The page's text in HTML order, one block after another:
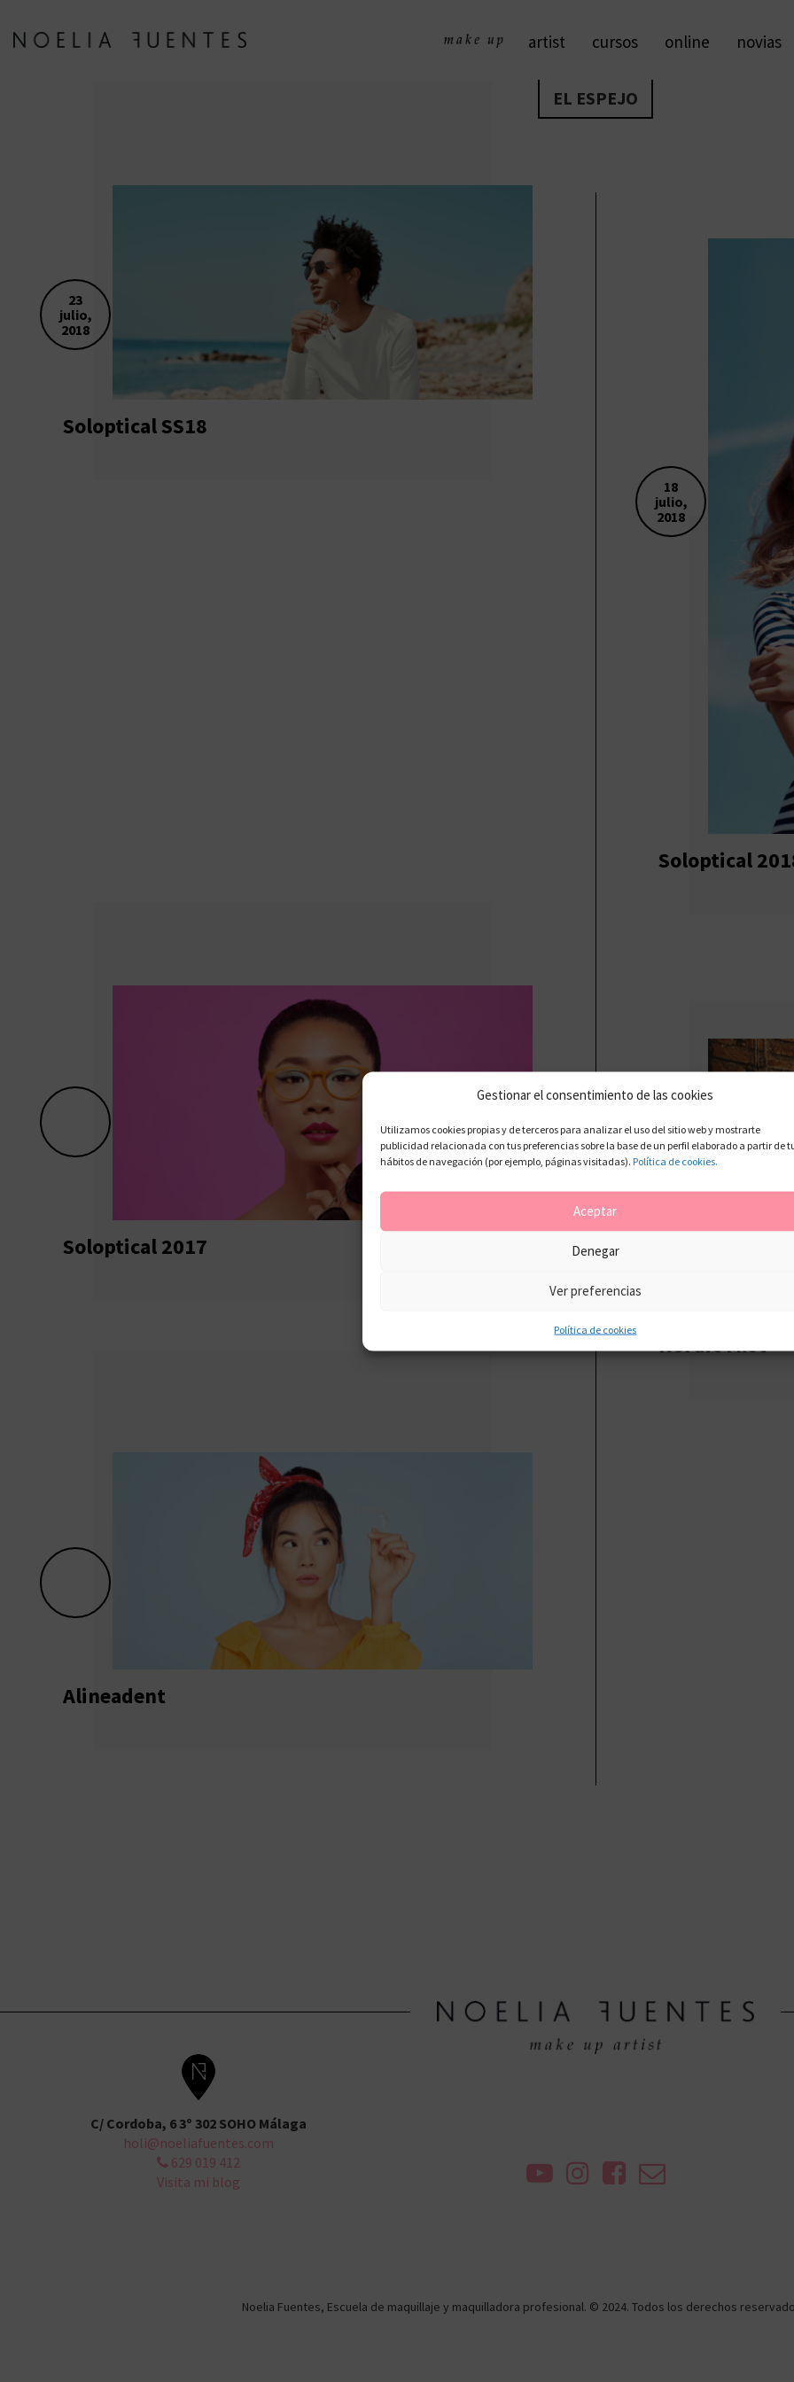
Gestionar el consentimiento de las cookies
Utilizamos cookies propias y de terceros para analizar el uso del sitio web y mostrarte
publicidad relacionada con tus preferencias sobre la base de un perfil elaborado a partir de
hábitos de navegación (por ejemplo, páginas visitadas). Política de cookies.
Aceptar
Denegar
Ver preferencias
Política de cookies
artist cursos online novias
EL ESPEJO
23
julio,
2018
Soloptical SS18
18
julio,
2018
Soloptical
Soloptical 2017
Nordic Mist
Alineadent
C/ Cordoba, 6 3º 302 SOHO Málaga
holi@noeliafuentes.com
629 019 412
Visita mi blog
Noelia Fuentes, Escuela de maquillaje y maquilladora profesional. © 2024. Todos los derechos